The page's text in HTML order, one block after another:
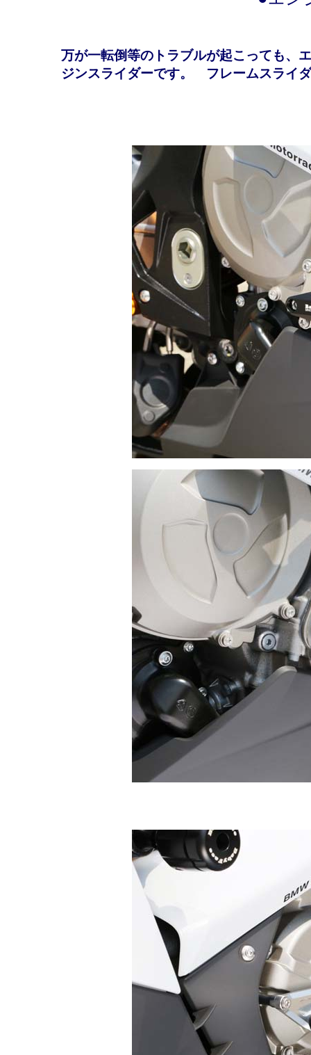
万が一転倒等のトラブルが起こっても、
ジンスライダーです。 フレームスライ